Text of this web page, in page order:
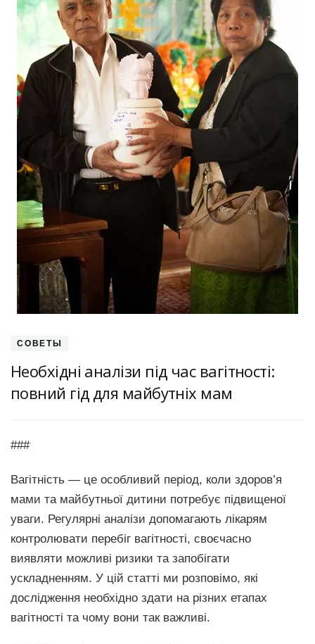
СОВЕТЫ
Необхідні аналізи під час вагітності:
повний гід для майбутніх мам
###
Вагітність — це особливий період, коли здоров’я
мами та майбутньої дитини потребує підвищеної
уваги. Регулярні аналізи допомагають лікарям
контролювати перебіг вагітності, своєчасно
виявляти можливі ризики та запобігати
ускладненням. У цій статті ми розповімо, які
дослідження необхідно здати на різних етапах
вагітності та чому вони так важливі.